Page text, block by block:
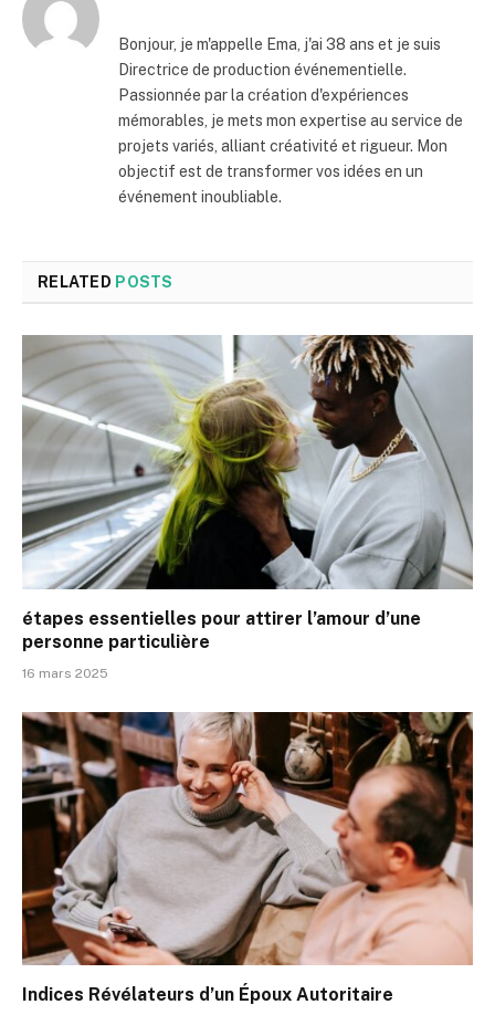
Bonjour, je m'appelle Ema, j'ai 38 ans et je suis
Directrice de production événementielle.
Passionnée par la création d'expériences
mémorables, je mets mon expertise au service de
projets variés, alliant créativité et rigueur. Mon
objectif est de transformer vos idées en un
événement inoubliable.
RELATED POSTS
étapes essentielles pour attirer l’amour d’une
personne particulière
16 mars 2025
Indices Révélateurs d’un Époux Autoritaire